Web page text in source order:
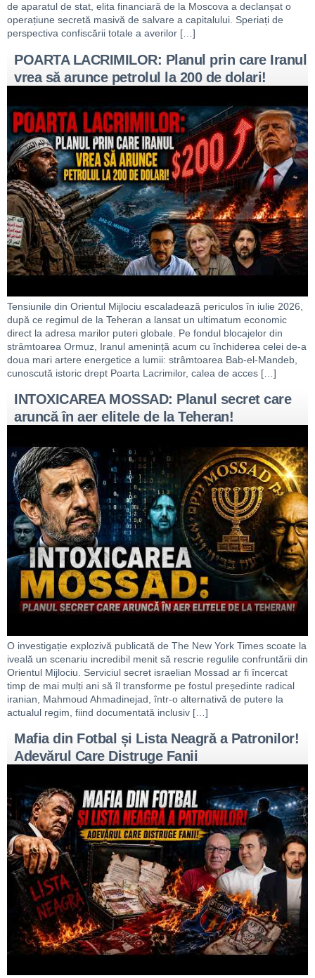
de aparatul de stat, elita financiară de la Moscova a declanșat o
operațiune secretă masivă de salvare a capitalului. Speriați de
perspectiva confiscării totale a averilor […]
POARTA LACRIMILOR: Planul prin care Iranul
vrea să arunce petrolul la 200 de dolari!
Tensiunile din Orientul Mijlociu escaladează periculos în iulie 2026,
după ce regimul de la Teheran a lansat un ultimatum economic
direct la adresa marilor puteri globale. Pe fondul blocajelor din
strâmtoarea Ormuz, Iranul amenință acum cu închiderea celei de-a
doua mari artere energetice a lumii: strâmtoarea Bab-el-Mandeb,
cunoscută istoric drept Poarta Lacrimilor, calea de acces […]
INTOXICAREA MOSSAD: Planul secret care
aruncă în aer elitele de la Teheran!
O investigație explozivă publicată de The New York Times scoate la
iveală un scenariu incredibil menit să rescrie regulile confruntării din
Orientul Mijlociu. Serviciul secret israelian Mossad ar fi încercat
timp de mai mulți ani să îl transforme pe fostul președinte radical
iranian, Mahmoud Ahmadinejad, într-o alternativă de putere la
actualul regim, fiind documentată inclusiv […]
Mafia din Fotbal și Lista Neagră a Patronilor!
Adevărul Care Distruge Fanii